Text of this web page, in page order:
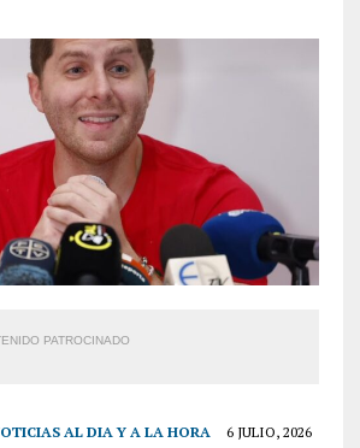
PATROCINADO
AL DIA Y A LA HORA 6 JULIO, 2026